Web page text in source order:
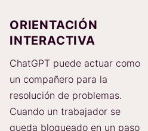
ORIENTACIÓN
INTERACTIVA
ChatGPT puede actuar como
un compañero para la
resolución de problemas.
Cuando un trabajador se
queda bloqueado en un paso